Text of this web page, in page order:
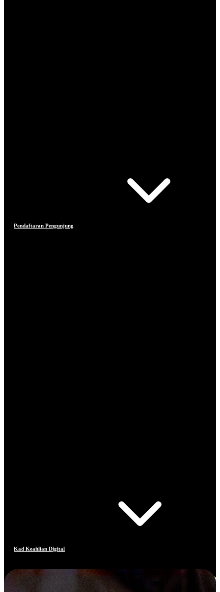
Pendaftaran Pengunjung
Kad Keahlian Digital